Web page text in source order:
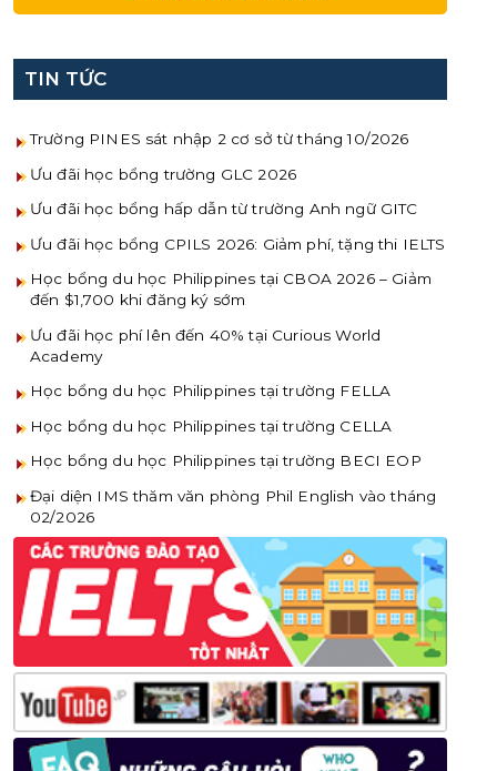
TIN TỨC
Trường PINES sát nhập 2 cơ sở từ tháng 10/2026
Ưu đãi học bổng trường GLC 2026
Ưu đãi học bổng hấp dẫn từ trường Anh ngữ GITC
Ưu đãi học bổng CPILS 2026: Giảm phí, tặng thi IELTS
Học bổng du học Philippines tại CBOA 2026 – Giảm
đến $1,700 khi đăng ký sớm
Ưu đãi học phí lên đến 40% tại Curious World
Academy
Học bổng du học Philippines tại trường FELLA
Học bổng du học Philippines tại trường CELLA
Học bổng du học Philippines tại trường BECI EOP
Đại diện IMS thăm văn phòng Phil English vào tháng
02/2026